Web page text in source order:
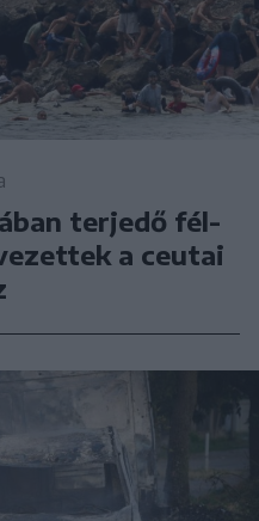
terjedő fél-
a ceutai